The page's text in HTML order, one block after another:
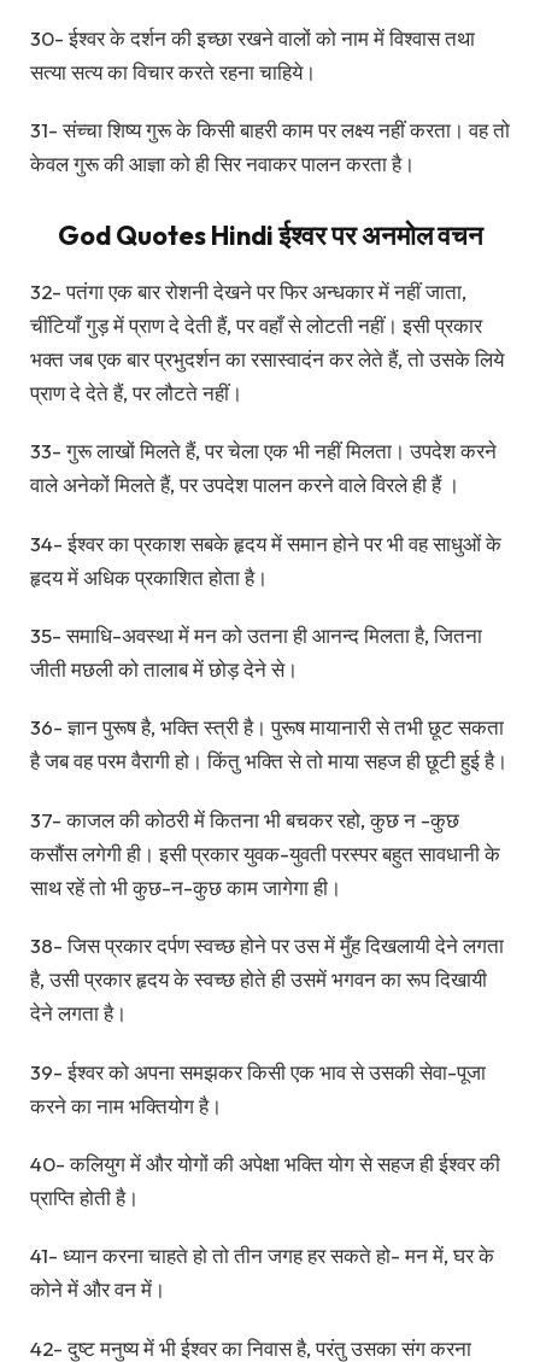
30- ईश्वर के दर्शन की इच्छा रखने वालों को नाम में विश्वास तथा
सत्या सत्य का विचार करते रहना चाहिये।
31- संच्चा शिष्य गुरू के किसी बाहरी काम पर लक्ष्य नहीं करता। वह तो
केवल गुरू की आज्ञा को ही सिर नवाकर पालन करता है।
God Quotes Hindi ईश्वर पर अनमोल वचन
32- पतंगा एक बार रोशनी देखने पर फिर अन्धकार में नहीं जाता,
चींटियाँ गुड़ में प्राण दे देती हैं, पर वहाँ से लोटती नहीं। इसी प्रकार
भक्त जब एक बार प्रभुदर्शन का रसास्वादंन कर लेते हैं, तो उसके लिये
प्राण दे देते हैं, पर लौटते नहीं।
33- गुरू लाखों मिलते हैं, पर चेला एक भी नहीं मिलता। उपदेश करने
वाले अनेकों मिलते हैं, पर उपदेश पालन करने वाले विरले ही हैं ।
34- ईश्वर का प्रकाश सबके हृदय में समान होने पर भी वह साधुओं के
हृदय में अधिक प्रकाशित होता है।
35- समाधि-अवस्था में मन को उतना ही आनन्द मिलता है, जितना
जीती मछली को तालाब में छोड़ देने से।
36- ज्ञान पुरूष है, भक्ति स्त्री है। पुरूष मायानारी से तभी छूट सकता
है जब वह परम वैरागी हो। किंतु भक्ति से तो माया सहज ही छूटी हुई है।
37- काजल की कोठरी में कितना भी बचकर रहो, कुछ न -कुछ
कसौंस लगेगी ही। इसी प्रकार युवक-युवती परस्पर बहुत सावधानी के
साथ रहें तो भी कुछ-न-कुछ काम जागेगा ही।
38- जिस प्रकार दर्पण स्वच्छ होने पर उस में मुँह दिखलायी देने लगता
है, उसी प्रकार हृदय के स्वच्छ होते ही उसमें भगवन का रूप दिखायी
देने लगता है।
39- ईश्वर को अपना समझकर किसी एक भाव से उसकी सेवा-पूजा
करने का नाम भक्तियोग है।
40- कलियुग में और योगों की अपेक्षा भक्ति योग से सहज ही ईश्वर की
प्राप्ति होती है।
41- ध्यान करना चाहते हो तो तीन जगह हर सकते हो- मन में, घर के
कोने में और वन में।
42- दुष्ट मनुष्य में भी ईश्वर का निवास है, परंतु उसका संग करना